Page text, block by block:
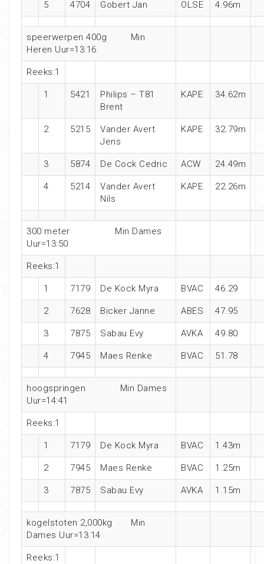
5 4704 Gobert Jan OLSE 4.96m
speerwerpen 400g Min
Heren Uur=13:16
Reeks:1
1 5421
Philips – T81
Brent
KAPE 34.62m
2 5215
Vander Avert
Jens
KAPE 32.79m
3 5874 De Cock Cedric ACW 24.49m
4 5214
Vander Avert
Nils
KAPE 22.26m
300 meter Min Dames
Uur=13:50
Reeks:1
1 7179 De Kock Myra BVAC 46.29
2 7628 Bicker Janne ABES 47.95
3 7875 Sabau Evy AVKA 49.80
4 7945 Maes Renke BVAC 51.78
hoogspringen Min Dames
Uur=14:41
Reeks:1
1 7179 De Kock Myra BVAC 1.43m
2 7945 Maes Renke BVAC 1.25m
3 7875 Sabau Evy AVKA 1.15m
kogelstoten 2,000kg Min
Dames Uur=13:14
Reeks:1